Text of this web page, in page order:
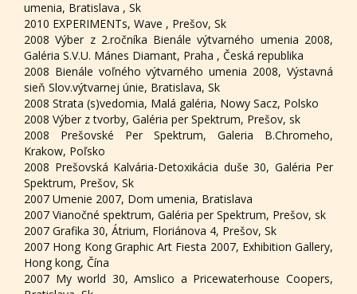
umenia, Bratislava , Sk
2010 EXPERIMENTs, Wave , Prešov, Sk
2008 Výber z 2.ročníka Bienále výtvarného umenia 2008,
Galéria S.V.U. Mánes Diamant, Praha , Česká republika
2008 Bienále voľného výtvarného umenia 2008, Výstavná
sieň Slov.výtvarnej únie, Bratislava, Sk
2008 Strata (s)vedomia, Malá galéria, Nowy Sacz, Polsko
2008 Výber z tvorby, Galéria per Spektrum, Prešov, sk
2008 Prešovské Per Spektrum, Galeria B.Chromeho,
Krakow, Poľsko
2008 Prešovská Kalvária-Detoxikácia duše 30, Galéria Per
Spektrum, Prešov, Sk
2007 Umenie 2007, Dom umenia, Bratislava
2007 Vianočné spektrum, Galéria per Spektrum, Prešov, sk
2007 Grafika 30, Átrium, Floriánova 4, Prešov, Sk
2007 Hong Kong Graphic Art Fiesta 2007, Exhibition Gallery,
Hong kong, Čína
2007 My world 30, Amslico a Pricewaterhouse Coopers,